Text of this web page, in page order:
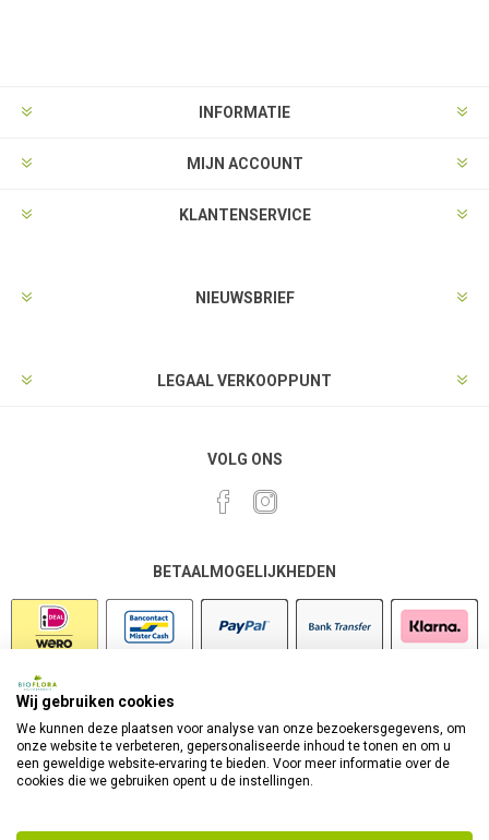
INFORMATIE
MIJN ACCOUNT
KLANTENSERVICE
NIEUWSBRIEF
LEGAAL VERKOOPPUNT
VOLG ONS
BETAALMOGELIJKHEDEN
Wij gebruiken cookies
We kunnen deze plaatsen voor analyse van onze bezoekersgegevens, om
onze website te verbeteren, gepersonaliseerde inhoud te tonen en om u
een geweldige website-ervaring te bieden. Voor meer informatie over de
cookies die we gebruiken opent u de instellingen.